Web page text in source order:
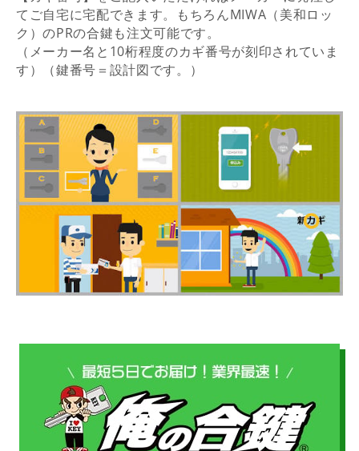
てご自宅に宅配できます。もちろんMIWA（美和ロッ
ク）のPRの合鍵も注文可能です。
（メーカー名と10桁程度のカギ番号が刻印されていま
す）（鍵番号＝設計図です。）